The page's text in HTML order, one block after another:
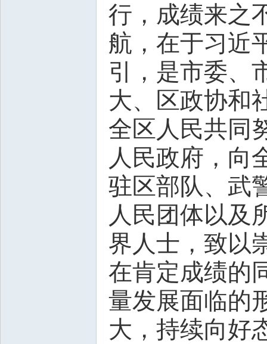
行，成绩来之
航，在于习近
引，是市委、
大、区政协和
全区人民共同
人民政府，向
驻区部队、武
人民团体以及
界人士，致以
在肯定成绩的
量发展面临的
大，持续向好